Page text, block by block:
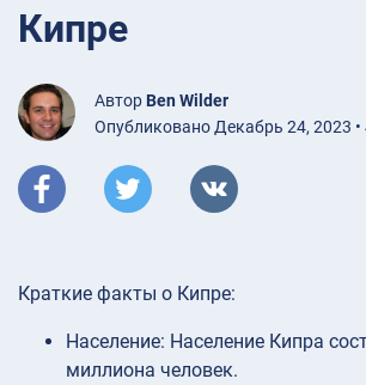
Кипре
Автор Ben Wilder
Опубликовано Декабрь 24, 2023 •
Краткие факты о Кипре:
Население: Население Кипра
миллиона человек.